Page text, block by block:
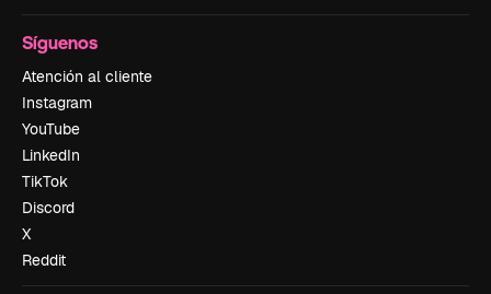
Síguenos
Atención al cliente
Instagram
YouTube
LinkedIn
TikTok
Discord
X
Reddit